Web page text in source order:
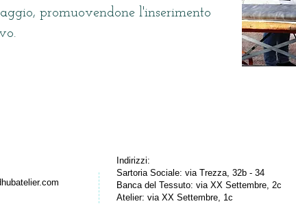
promuovendone l'inserimento
​Indirizzi:
Sartoria Sociale: via Trezza, 32b - 34
Banca del Tessuto: via XX Settembre, 2c
Atelier: via XX Settembre, 1c